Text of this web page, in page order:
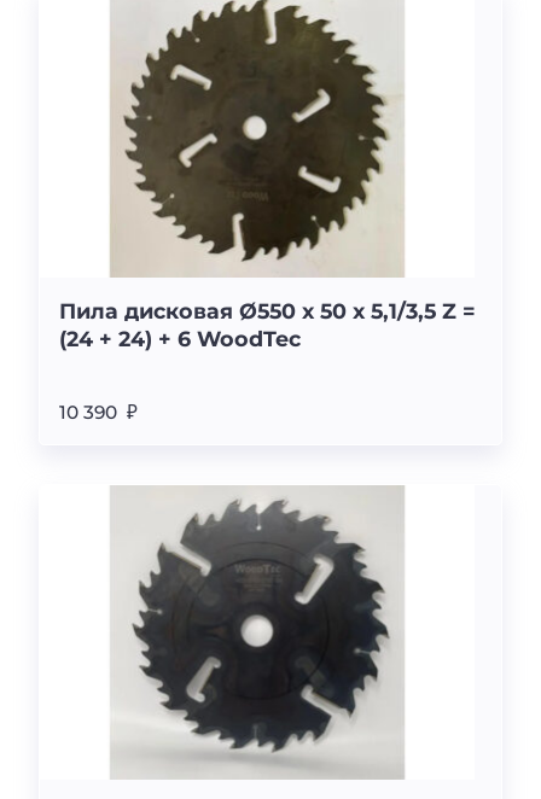
Пила дисковая Ø550 х 50 х 5,1/3,5 Z =
(24 + 24) + 6 WoodTec
10 390 ₽